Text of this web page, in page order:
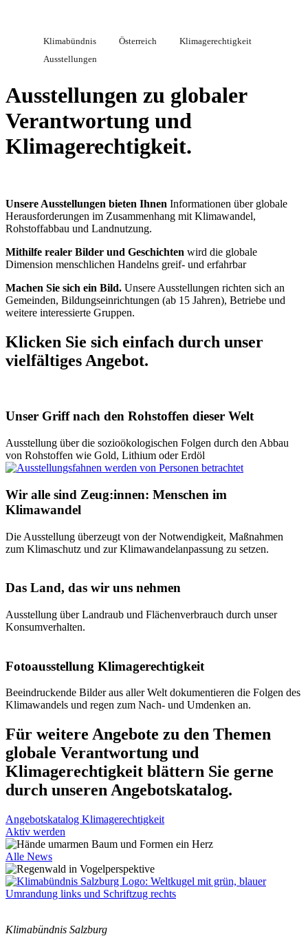
Klimabündnis Österreich
Klimagerechtigkeit
Ausstellungen
Ausstellungen zu globaler
Verantwortung und
Klimagerechtigkeit.
Unsere Ausstellungen bieten Ihnen Informationen über globale
Herausforderungen im Zusammenhang mit Klimawandel,
Rohstoffabbau und Landnutzung.
Mithilfe realer Bilder und Geschichten wird die globale
Dimension menschlichen Handelns greif- und erfahrbar
Machen Sie sich ein Bild. Unsere Ausstellungen richten sich an
Gemeinden, Bildungseinrichtungen (ab 15 Jahren), Betriebe und
weitere interessierte Gruppen.
Klicken Sie sich einfach durch unser
vielfältiges Angebot.
Unser Griff nach den Rohstoffen dieser Welt
Ausstellung über die sozioökologischen Folgen durch den Abbau
von Rohstoffen wie Gold, Lithium oder Erdöl
Wir alle sind Zeug:innen: Menschen im
Klimawandel
Die Ausstellung überzeugt von der Notwendigkeit, Maßnahmen
zum Klimaschutz und zur Klimawandelanpassung zu setzen.
Das Land, das wir uns nehmen
Ausstellung über Landraub und Flächenverbrauch durch unser
Konsumverhalten.
Fotoausstellung Klimagerechtigkeit
Beeindruckende Bilder aus aller Welt dokumentieren die Folgen des
Klimawandels und regen zum Nach- und Umdenken an.
Für weitere Angebote zu den Themen
globale Verantwortung und
Klimagerechtigkeit blättern Sie gerne
durch unseren Angebotskatalog.
Angebotskatalog Klimagerechtigkeit
Aktiv werden
Alle News
Klimabündnis Salzburg